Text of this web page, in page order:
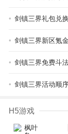
• 剑镇三界礼包兑
• 剑镇三界新区氪
• 剑镇三界免费斗
• 剑镇三界活动顺
H5游戏